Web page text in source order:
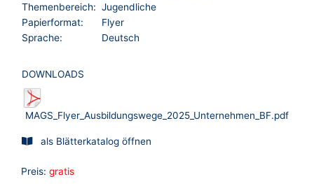
Themenbereich: Jugendliche
Papierformat:
Flyer
Sprache:
Deutsch
DOWNLOADS
MAGS_Flyer_Ausbildungswege_2025_Unternehmen_BF.pdf
als Blätterkatalog öffnen
Preis: gratis